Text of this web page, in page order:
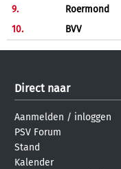
9.
Roermond
10.
BVV
Direct naar
Aanmelden / inloggen
PSV Forum
Stand
Kalender